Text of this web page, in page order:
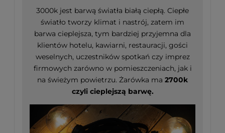
3000k jest barwą światła białą ciepłą. Ciepłe
światło tworzy klimat i nastrój, zatem im
barwa cieplejsza, tym bardziej przyjemna dla
klientów hotelu, kawiarni, restauracji, gości
weselnych, uczestników spotkań czy imprez
firmowych zarówno w pomieszczeniach, jak i
na świeżym powietrzu. Żarówka ma 2700k
czyli cieplejszą barwę.